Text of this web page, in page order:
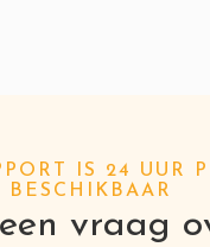
IS 24 UUR
BESCHIKBAAR
vraag